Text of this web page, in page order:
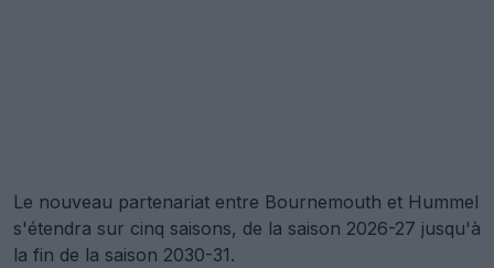
Le nouveau partenariat entre Bournemouth et Hummel
s'étendra sur cinq saisons, de la saison 2026-27 jusqu'à
la fin de la saison 2030-31.